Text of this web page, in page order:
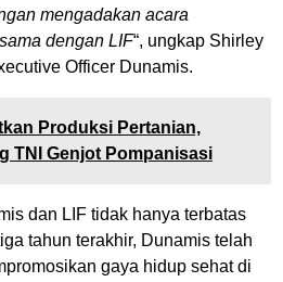
mengadakan acara
dengan LIF“, ungkap Shirley
Officer Dunamis.
Produksi Pertanian,
TNI Genjot Pompanisasi
dan LIF tidak hanya terbatas
tahun terakhir, Dunamis telah
gaya hidup sehat di